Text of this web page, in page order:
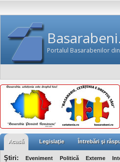
Portalul Basarabenilor
Acasă Legislaţie Întrebări şi
Ştiri: Eveniment Politică Externe